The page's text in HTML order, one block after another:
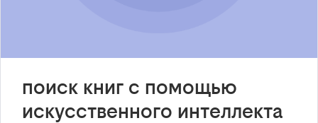
поиск книг с помощью
искусственного интеллекта